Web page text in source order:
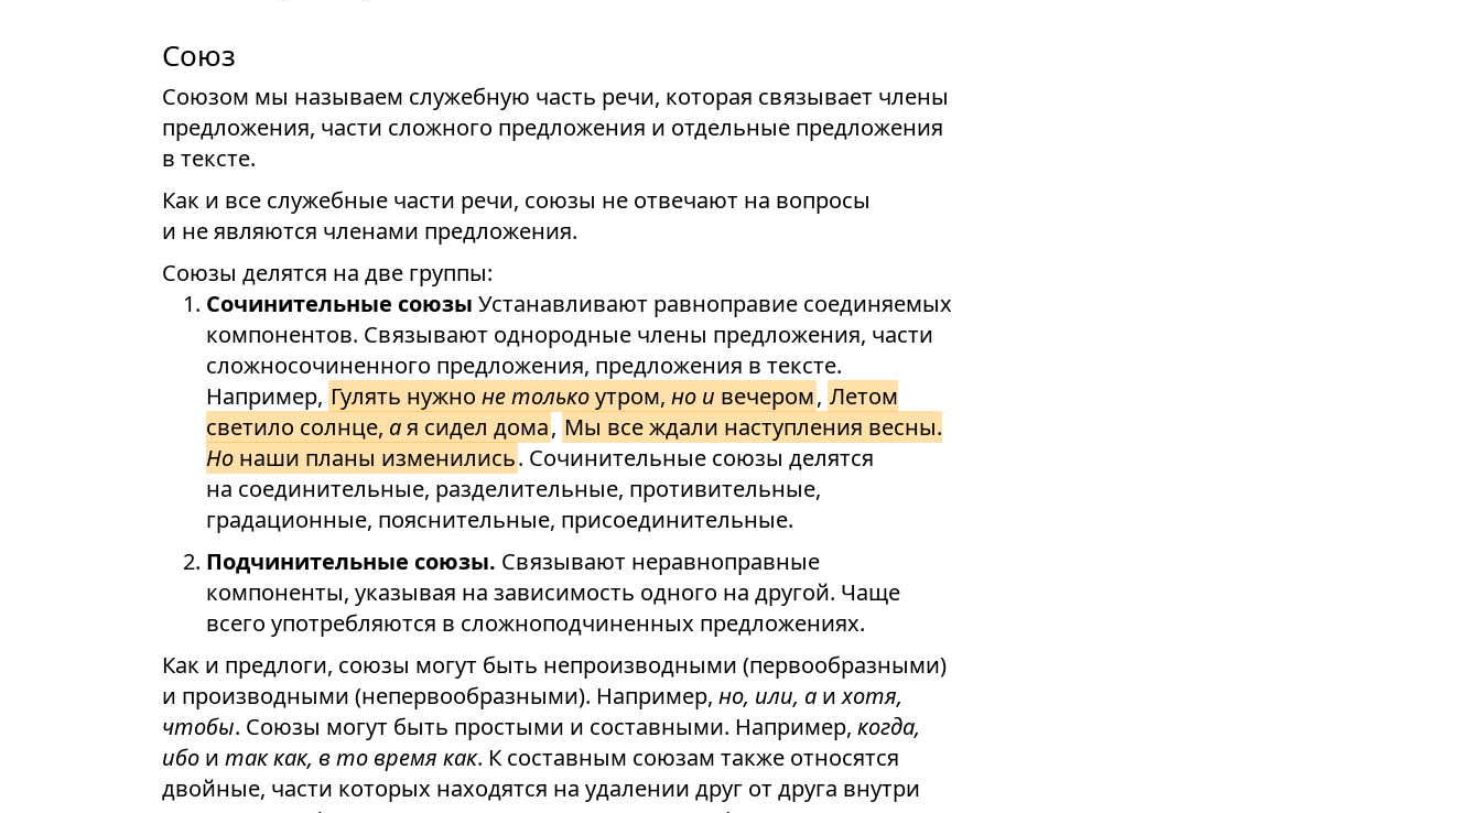
Союз
Союзом мы называем служебную часть речи, которая связывает члены
предложения, части сложного предложения и отдельные предложения
в тексте.
Как и все служебные части речи, союзы не отвечают на вопросы
и не являются членами предложения.
Союзы делятся на две группы:
Сочинительные союзы Устанавливают равноправие соединяемых
компонентов. Связывают однородные члены предложения, части
сложносочиненного предложения, предложения в тексте.
Например, Гулять нужноне толькоутром,но и вечером, Летом
светило солнце, ая сидел дома, Мы все ждали наступления весны.
Но наши планы изменились. Сочинительные союзы делятся
на соединительные, разделительные, противительные,
градационные, пояснительные, присоединительные.
Подчинительные союзы. Связывают неравноправные
компоненты, указывая на зависимость одного на другой. Чаще
всего употребляются в сложноподчиненных предложениях.
Как и предлоги, союзы могут быть непроизводными (первообразными)
и производными (непервообразными). Например,но, или, а ихотя,
чтобы. Союзы могут быть простыми и составными. Например,когда,
ибо итак как, в то время как. К составным союзам также относятся
двойные, части которых находятся на удалении друг от друга внутри